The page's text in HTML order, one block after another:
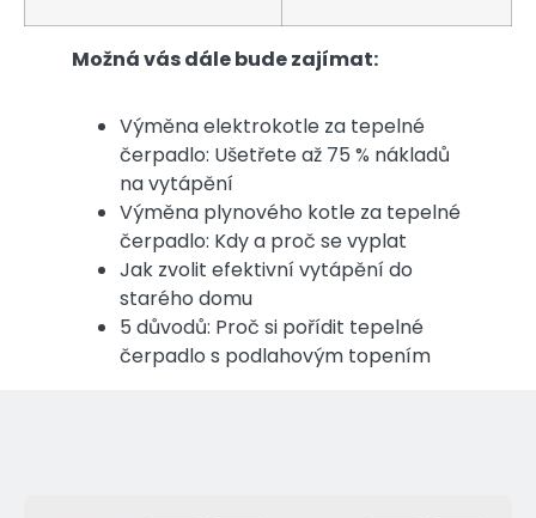
Možná vás dále bude zajímat:
Výměna elektrokotle za tepelné
čerpadlo: Ušetřete až 75 % nákladů
na vytápění
Výměna plynového kotle za tepelné
čerpadlo: Kdy a proč se vyplat
Jak zvolit efektivní vytápění do
starého domu
5 důvodů: Proč si pořídit tepelné
čerpadlo s podlahovým topením